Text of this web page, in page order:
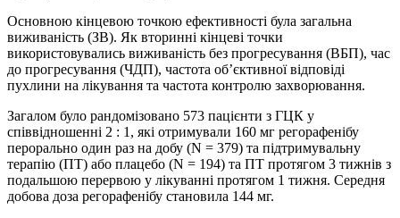
Основною кінцевою точкою ефективності була загальна
виживаність (ЗВ). Як вторинні кінцеві точки
використовувались виживаність без прогресування (ВБП), час
до прогресування (ЧДП), частота об’єктивної відповіді
пухлини на лікування та частота контролю захворювання.
Загалом було рандомізовано 573 пацієнти з ГЦК у
співвідношенні 2 : 1, які отримували 160 мг регорафенібу
перорально один раз на добу (N = 379) та підтримувальну
терапію (ПТ) або плацебо (N = 194) та ПТ протягом 3 тижнів з
подальшою перервою у лікуванні протягом 1 тижня. Середня
добова доза регорафенібу становила 144 мг.